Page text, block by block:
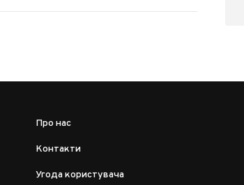
Про нас
Контакти
Угода користувача